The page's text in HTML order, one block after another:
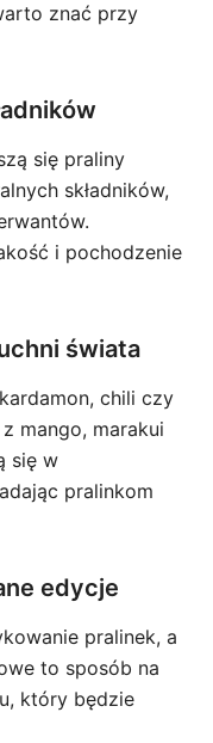
znać przy
się praliny
składników,
i pochodzenie
świata
chili czy
mango, marakui
się w
pralinkom
edycje
pralinek, a
to sposób na
który będzie